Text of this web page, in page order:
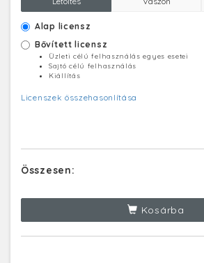
Alap licensz
Bővített licensz
Üzleti célú felhasználás egyes esetei
Sajtó célú felhasználás
Kiállítás
Licenszek összehasonlítása
Összesen:
Kosárba